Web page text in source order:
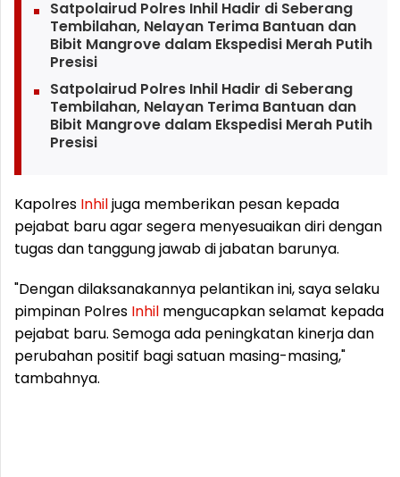
Satpolairud Polres Inhil Hadir di Seberang
Tembilahan, Nelayan Terima Bantuan dan
Bibit Mangrove dalam Ekspedisi Merah Putih
Presisi
Satpolairud Polres Inhil Hadir di Seberang
Tembilahan, Nelayan Terima Bantuan dan
Bibit Mangrove dalam Ekspedisi Merah Putih
Presisi
Kapolres Inhiljuga memberikan pesan kepada
pejabat baru agar segera menyesuaikan diri dengan
tugas dan tanggung jawab di jabatan barunya.
"Dengan dilaksanakannya pelantikan ini, saya selaku
pimpinan Polres Inhil mengucapkan selamat kepada
pejabat baru. Semoga ada peningkatan kinerja dan
perubahan positif bagi satuan masing-masing,"
tambahnya.